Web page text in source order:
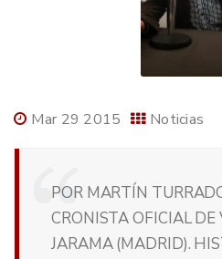
Mar 29 2015 Noticias
POR MARTÍN
CRONISTA OFICIAL DE
JARAMA (MADRID).